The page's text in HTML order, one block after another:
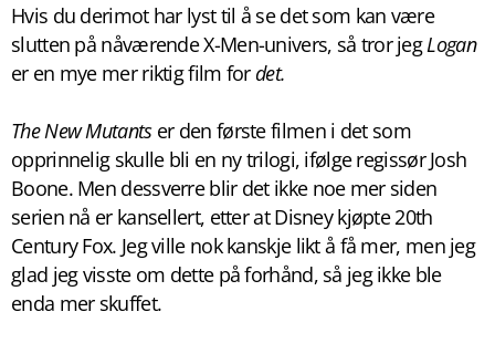
Hvis du derimot har lyst til å se det som kan være
slutten på nåværende X-Men-univers, så tror jegLogan
er en mye mer riktig film fordet.
The New Mutantser den første filmen i det som
opprinnelig skulle bli en ny trilogi, ifølge regissør Josh
Boone. Men dessverre blir det ikke noe mer siden
serien nå er kansellert, etter at Disney kjøpte 20th
Century Fox. Jeg ville nok kanskje likt å få mer, men jeg
glad jeg visste om dette på forhånd, så jeg ikke ble
enda mer skuffet.